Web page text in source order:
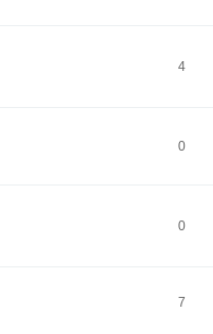
4
0
0
7